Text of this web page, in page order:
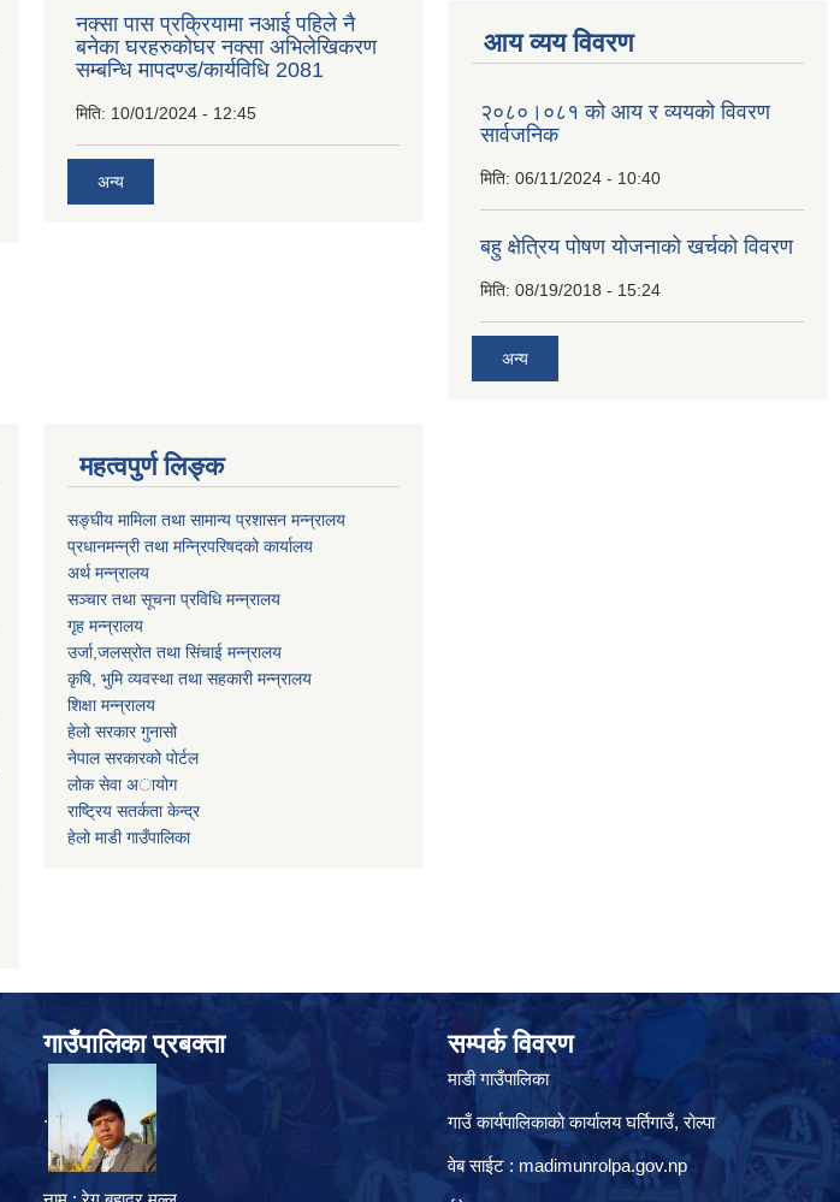
नक्सा पास प्रक्रियामा नआई पहिले नै
बनेका घरहरुकोघर नक्सा अभिलेखिकरण
सम्बन्धि मापदण्ड/कार्यविधि 2081
मिति: 10/01/2024 - 12:45
अन्य
आय व्यय विवरण
२०८०।०८१ को आय र व्ययको विवरण
सार्वजनिक
मिति: 06/11/2024 - 10:40
बहु क्षेत्रिय पोषण योजनाको खर्चको विवरण
मिति: 08/19/2018 - 15:24
अन्य
महत्वपुर्ण लिङ्क
सङ्घीय मामिला तथा सामान्य प्रशासन मन्न्रालय
प्रधानमन्न्री तथा मन्न्रिपरिषदको कार्यालय
अर्थ मन्न्रालय
सञ्चार तथा सूचना प्रविधि मन्न्रालय
गृह मन्न्रालय
उर्जा,जलस्रोत तथा सिंचाई मन्न्रालय
कृषि, भुमि व्यवस्था तथा सहकारी मन्न्रालय
शिक्षा मन्न्रालय
हेलो सरकार गुनासो
नेपाल सरकारको पोर्टल
लोक सेवा अायोग
राष्ट्रिय सतर्कता केन्द्र
हेलो माडी गाउँपालिका
गाउँपालिका प्रबक्ता
.
सम्पर्क विवरण
माडी गाउँपालिका
गाउँ कार्यपालिकाको कार्यालय घर्तिगाउँ, रो‍‍ल्पा
वेब साईट : madimunrolpa.gov.np